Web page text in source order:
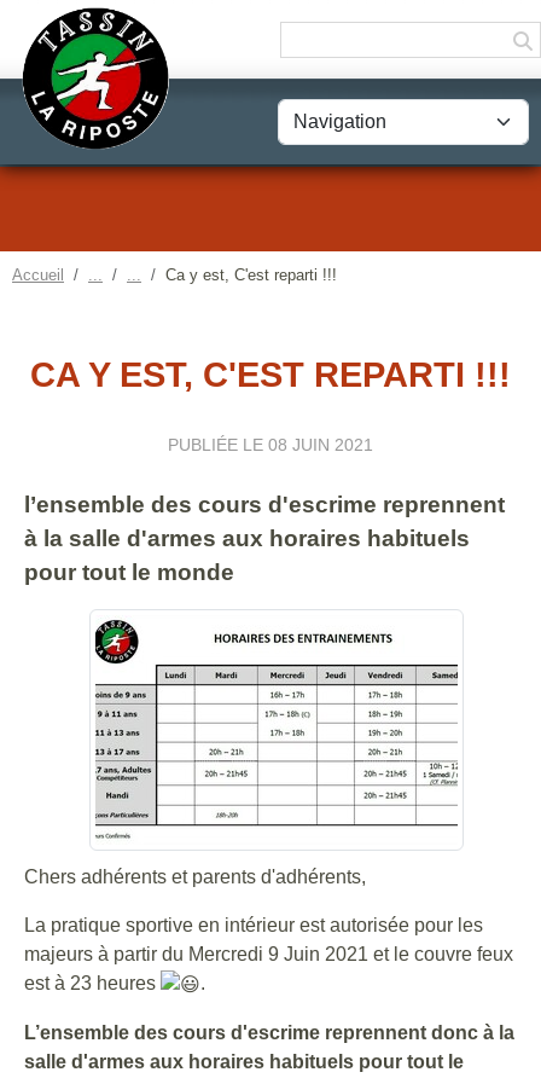
Accueil Ca y est, C'est reparti !!!
CA Y EST, C'EST REPARTI !!!
PUBLIÉE LE 08 JUIN 2021
l’ensemble des cours d'escrime reprennent
à la salle d'armes aux horaires habituels
pour tout le monde
Chers adhérents et parents d'adhérents,
La pratique sportive en intérieur est autorisée pour les
majeurs à partir du Mercredi 9 Juin 2021 et le couvre feux
est à 23 heures
.
L’ensemble des cours d'escrime reprennent donc à la
salle d'armes aux horaires habituels pour tout le
Panneau de gestion des cookies